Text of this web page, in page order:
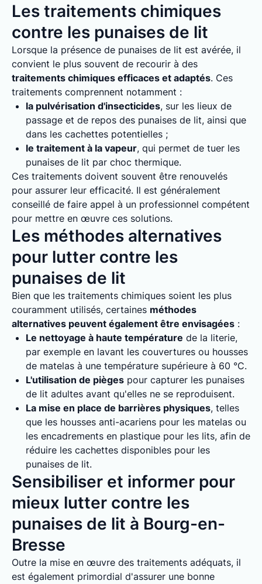
Les traitements chimiques
contre les punaises de lit
Lorsque la présence de punaises de lit est avérée, il
convient le plus souvent de recourir à des
traitements chimiques efficaces et adaptés. Ces
traitements comprennent notamment :
la pulvérisation d'insecticides, sur les lieux de
passage et de repos des punaises de lit, ainsi que
dans les cachettes potentielles ;
le traitement à la vapeur, qui permet de tuer les
punaises de lit par choc thermique.
Ces traitements doivent souvent être renouvelés
pour assurer leur efficacité. Il est généralement
conseillé de faire appel à un professionnel compétent
pour mettre en œuvre ces solutions.
Les méthodes alternatives
pour lutter contre les
punaises de lit
Bien que les traitements chimiques soient les plus
couramment utilisés, certaines méthodes
alternatives peuvent également être envisagées :
Le nettoyage à haute température de la literie,
par exemple en lavant les couvertures ou housses
de matelas à une température supérieure à 60 °C.
L'utilisation de pièges pour capturer les punaises
de lit adultes avant qu'elles ne se reproduisent.
La mise en place de barrières physiques, telles
que les housses anti-acariens pour les matelas ou
les encadrements en plastique pour les lits, afin de
réduire les cachettes disponibles pour les
punaises de lit.
Sensibiliser et informer pour
mieux lutter contre les
punaises de lit à Bourg-en-
Bresse
Outre la mise en œuvre des traitements adéquats, il
est également primordial d'assurer une bonne